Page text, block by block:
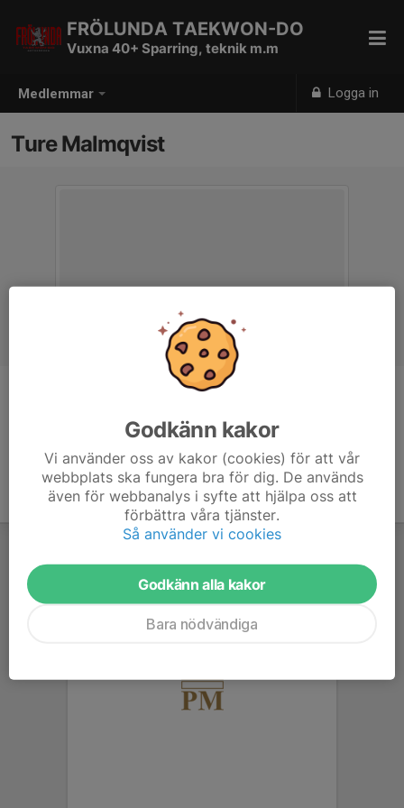
Medlemmar Logga in
FRÖLUNDA TAEKWON-DO
Vuxna 40+ Sparring, teknik m.m
Ture Malmqvist
Godkänn kakor
Vi använder oss av kakor (cookies) för att vår
webbplats ska fungera bra för dig. De används
även för webbanalys i syfte att hjälpa oss att
förbättra våra tjänster.
Så använder vi cookies
Godkänn alla kakor
Bara nödvändiga